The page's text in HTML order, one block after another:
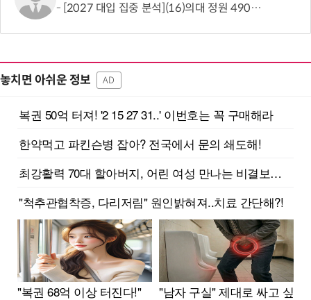
[2027 대입 집중 분석](16)의대 정원 490명 늘었지만…서울·수도권은 전형 변화에 주목
놓치면 아쉬운 정보 AD